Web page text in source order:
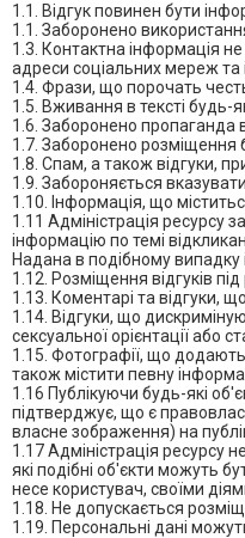
1.1. Відгук повинен бути
1.1. Заборонено
1.3. Контактна інформація
адреси соціальних мереж та
1.4. Фрази, що порочать
1.5. Вживання в тексті будь-
1.6. Заборонено пропаганда
1.7. Заборонено розміщення
1.8. Спам, а також відгуки,
1.9. Забороняється
1.10. Інформація, що
1.11 Адміністрація ресурсу
інформацію по темі
Надана в подібному випадку
1.12. Розміщення відгуків
1.13. Коментарі та відгуки,
1.14. Відгуки, що
сексуальної орієнтації або
1.15. Фотографії, що
також містити певну
1.16 Публікуючи будь-які
підтверджує, що є
власне зображення) на
1.17 Адміністрація ресурсу
які подібні об'єкти можуть
несе користувач, своїми
1.18. Не допускається
1.19. Персональні дані